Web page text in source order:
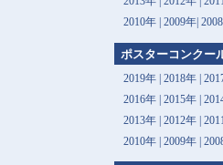
2010年| 2009年|
ポスターコンクー
2019年 | 2018年 |
2016年 | 2015年 |
2013年 | 2012年 |
2010年 | 2009年 |